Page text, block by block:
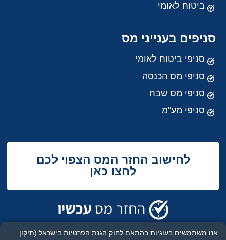
ביטוח לאומי
סניפים בענייני מס
סניפי ביטוח לאומי
סניפי מס הכנסה
סניפי מס שבח
סניפי מע"מ
לחישוב החזר המס הצפוי לכם
לחצו כאן
אנו משתמשים בעוגיות בהתאם לחוק הגנת הפרטיות בישראל (תיקון